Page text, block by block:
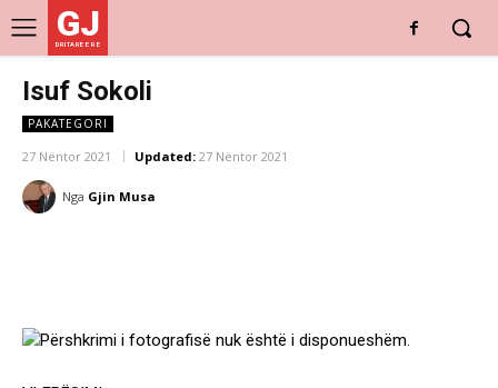
GJ
DRITARE E RE
Isuf Sokoli
PAKATEGORI
27 Nëntor 2021 Updated: 27 Nëntor 2021
Nga Gjin Musa